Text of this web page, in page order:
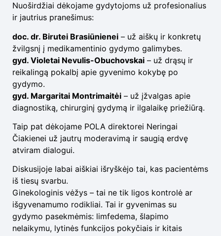
Nuoširdžiai dėkojame gydytojoms už profesionalius
ir jautrius pranešimus:
doc. dr. Birutei Brasiūnienei – už aiškų ir konkretų
žvilgsnį į medikamentinio gydymo galimybes.
gyd. Violetai Nevulis-Obuchovskai – už drąsų ir
reikalingą pokalbį apie gyvenimo kokybę po
gydymo.
gyd. Margaritai Montrimaitėi – už įžvalgas apie
diagnostiką, chirurginį gydymą ir ilgalaikę priežiūrą.
Taip pat dėkojame POLA direktorei Neringai
Čiakienei už jautrų moderavimą ir saugią erdvę
atviram dialogui.
Diskusijoje labai aiškiai išryškėjo tai, kas pacientėms
iš tiesų svarbu.
Ginekologinis vėžys – tai ne tik ligos kontrolė ar
išgyvenamumo rodikliai. Tai ir gyvenimas su
gydymo pasekmėmis: limfedema, šlapimo
nelaikymu, lytinės funkcijos pokyčiais ir kitais